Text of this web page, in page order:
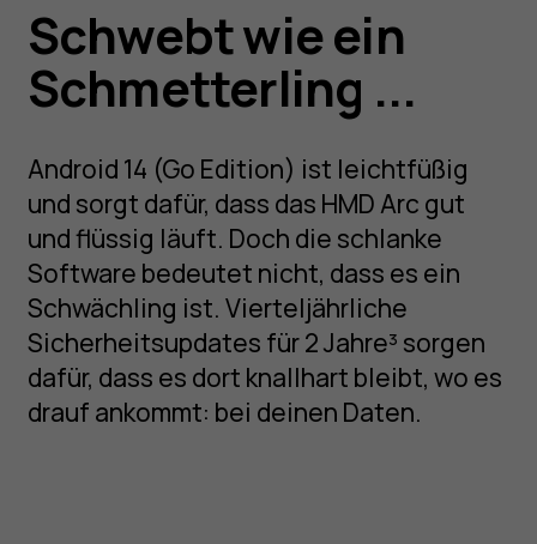
Schwebt wie ein
Schmetterling ...
Android 14 (Go Edition) ist leichtfüßig
und sorgt dafür, dass das HMD Arc gut
und flüssig läuft. Doch die schlanke
Software bedeutet nicht, dass es ein
Schwächling ist. Vierteljährliche
Sicherheitsupdates für 2 Jahre³ sorgen
dafür, dass es dort knallhart bleibt, wo es
drauf ankommt: bei deinen Daten.